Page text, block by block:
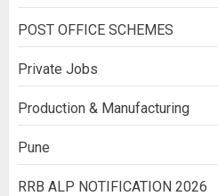
POST OFFICE SCHEMES
Private Jobs
Production & Manufacturing
Pune
RRB ALP NOTIFICATION 2026